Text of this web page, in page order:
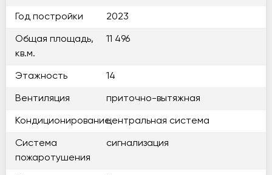
Год постройки 2023
Общая площадь,
кв.м.
11 496
Этажность 14
Вентиляция приточно-вытяжная
Кондиционированиецентральная система
Система
пожаротушения
сигнализация